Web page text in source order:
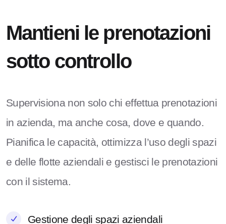
Mantieni le prenotazioni
sotto controllo
Supervisiona non solo chi effettua prenotazioni
in azienda, ma anche cosa, dove e quando.
Pianifica le capacità, ottimizza l’uso degli spazi
e delle flotte aziendali e gestisci le prenotazioni
con il sistema.
Gestione degli spazi aziendali